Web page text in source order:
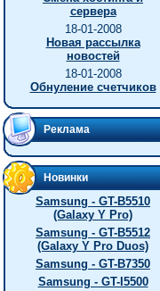
сервера
18-01-2008
Новая рассылка
новостей
18-01-2008
Обнуление счетчиков
Реклама
Новинки
Samsung - GT-B5510
(Galaxy Y Pro)
Samsung - GT-B5512
(Galaxy Y Pro Duos)
Samsung - GT-B7350
Samsung - GT-I5500